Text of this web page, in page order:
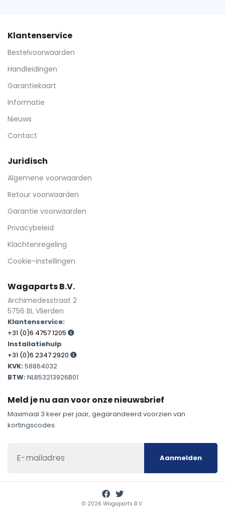
Klantenservice
Bestelvoorwaarden
Handleidingen
Garantiekaart
Informatie
Nieuws
Contact
Juridisch
Algemene voorwaarden
Retour voorwaarden
Garantie voorwaarden
Privacybeleid
Klachtenregeling
Cookie-instellingen
Wagaparts B.V.
Archimedesstraat 2
5756 BL Vlierden
Klantenservice:
+31 (0)6 4757 1205
Installatiehulp
+31 (0)6 2347 2920
KVK:58864032
BTW:NL853213926B01
Meld je nu aan voor onze nieuwsbrief
Maximaal 3 keer per jaar, gegarandeerd voorzien van
kortingscodes.
Aanmelden
© 2026 Wagaparts B.V.